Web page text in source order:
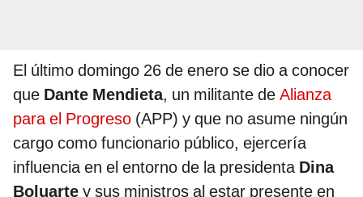
El último domingo 26 de enero se dio a conocer
que Dante Mendieta, un militante de Alianza
para el Progreso (APP) y que no asume ningún
cargo como funcionario público, ejercería
influencia en el entorno de la presidenta Dina
Boluarte y sus ministros al estar presente en